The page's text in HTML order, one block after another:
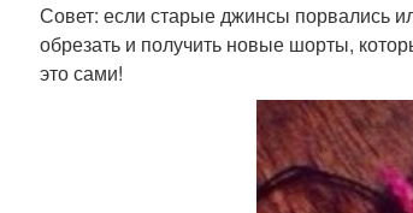
Совет: если старые джинсы порвались
обрезать и получить новые шорты,
это сами!